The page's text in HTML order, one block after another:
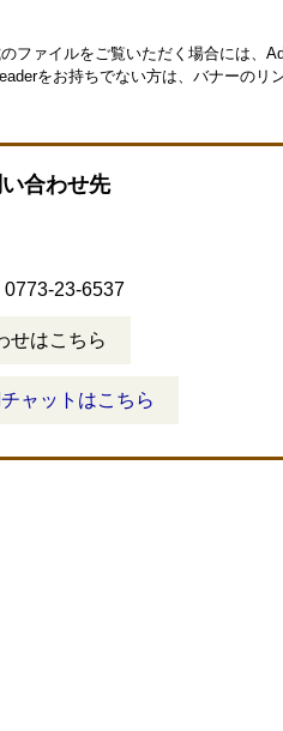
ファイルをご覧いただく場合には、
をお持ちでない方は、バナーのリ
合わせ先
0773-23-6537
せはこちら
ャットはこちら